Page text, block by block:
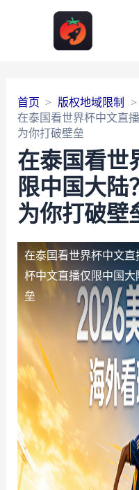
首页
版权地域限制
在泰国看世界杯中文直
为你打破壁垒
在泰国看世
限中国大陆
为你打破壁
在泰国看世界杯中文
杯中文直播仅限中国
垒